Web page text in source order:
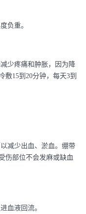
负重。
少疼痛和肿胀，因为降
敷15到20分钟，每天3到
减少出血、淤血。绷带
伤部位不会发麻或缺血
血液回流。